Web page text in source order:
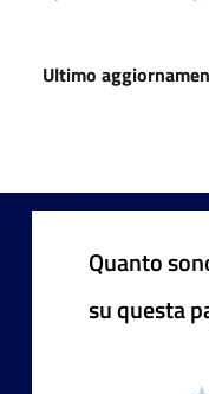
Ultimo
Quanto
su questa